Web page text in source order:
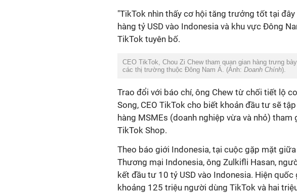
"TikTok nhìn thấy cơ hội tăng trưởng tốt tại
hàng tỷ USD vào Indonesia và khu vực Đông
TikTok tuyên bố.
CEO TikTok, Chou Zi Chew tham quan gian hàng trưng
các thị trường thuộc Đông Nam Á. (Ảnh: Doanh Chính).
Trao đổi với báo chí, ông Chew từ chối tiết lộ
Song, CEO TikTok cho biết khoản đầu tư sẽ
hàng MSMEs (doanh nghiệp vừa và nhỏ)
TikTok Shop.
Theo báo giới Indonesia, tại cuộc gặp mặt
Thương mại Indonesia, ông Zulkifli Hasan,
kết đầu tư 10 tỷ USD vào Indonesia. Hiện
khoảng 125 triệu người dùng TikTok và hai